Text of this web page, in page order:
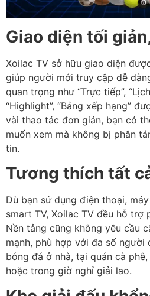
Giao diện tối
Xoilac TV sở hữu giao diện
giúp người mới truy cập dễ
quan trọng như “Trực tiếp”,
“Highlight”, “Bảng xếp hạng”
vài thao tác đơn giản, bạn có
muốn xem mà không bị phân
tin.
Tương thích tất
Dù bạn sử dụng điện thoại,
smart TV, Xoilac TV đều hỗ
Nền tảng cũng không yêu cầu
mạnh, phù hợp với đa số người
bóng đá ở nhà, tại quán cà
hoặc trong giờ nghỉ giải lao.